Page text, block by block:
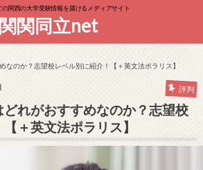
の関西の大学受験情報を届けるメディアサイト
関関同立net
なのか？志望校レベル別に紹介！【＋英文法ポラリス】
評判
れがおすすめなのか？志望校
＋英文法ポラリス】